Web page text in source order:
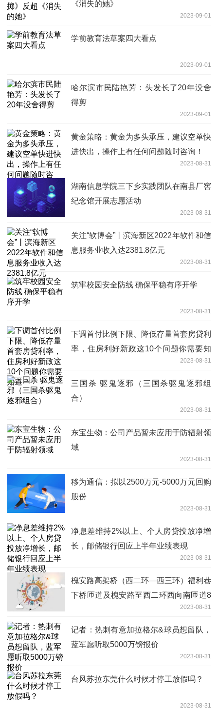
《消失的她》
2023-09-01
学前教育法草案四大看点
2023-09-01
哈尔滨市民陆艳芳：头发长了20年没舍
得剪
2023-09-01
黄金策略：黄金为多头承压，建议空单快
进快出，操作上有任何问题随时咨询！
2023-08-31
湖南信息学院三下乡实践团队在南县厂窖
纪念馆开展志愿活动
2023-08-31
关注“软博会”丨滨海新区2022年软件和信
息服务业收入达2381.8亿元
2023-08-31
筑牢校园安全防线 确保平稳有序开学
2023-08-31
下调首付比例下限、降低存量首套房贷利
率，住房利好新政这10个问题你需要知
2023-08-31
三国杀 驱鬼逐邪（三国杀驱鬼逐邪组
合）
2023-08-31
东宝生物：公司产品暂未应用于防辐射领
域
2023-08-31
移为通信：拟以2500万元-5000万元回购
股份
2023-08-31
净息差维持2%以上、个人房贷投放净增
长，邮储银行回应上半年业绩表现
2023-08-31
槐安路高架桥（西二环—西三环）福利巷
下桥匝道及槐安路至西二环西向南匝道8
2023-08-31
记者：热刺有意加拉格尔&球员想留队，
蓝军愿听取5000万镑报价
2023-08-31
台风苏拉东莞什么时候才停工放假吗？
2023-08-31